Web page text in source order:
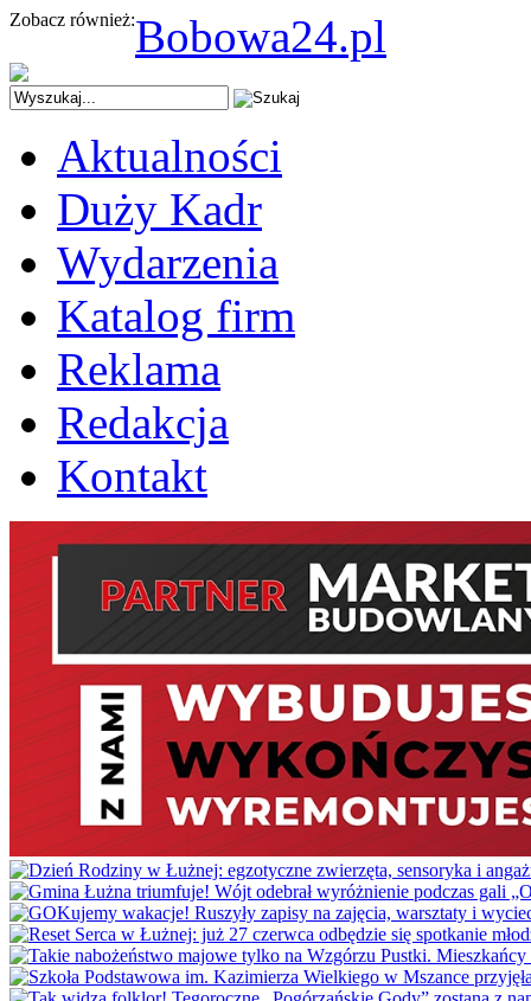
Zobacz również:Bobowa24.pl
Aktualności
Duży Kadr
Wydarzenia
Katalog firm
Reklama
Redakcja
Kontakt